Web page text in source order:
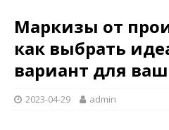
Маркизы от
как выбрать
вариант для
2023-04-29 admin